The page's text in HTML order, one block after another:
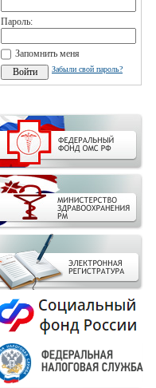
Пароль:
Запомнить меня
Забыли свой пароль?